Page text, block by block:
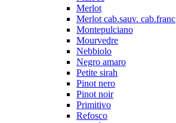
Merlot
Merlot cab.sauv. cab.franc
Montepulciano
Mourvedre
Nebbiolo
Negro amaro
Petite sirah
Pinot nero
Pinot noir
Primitivo
Refosco